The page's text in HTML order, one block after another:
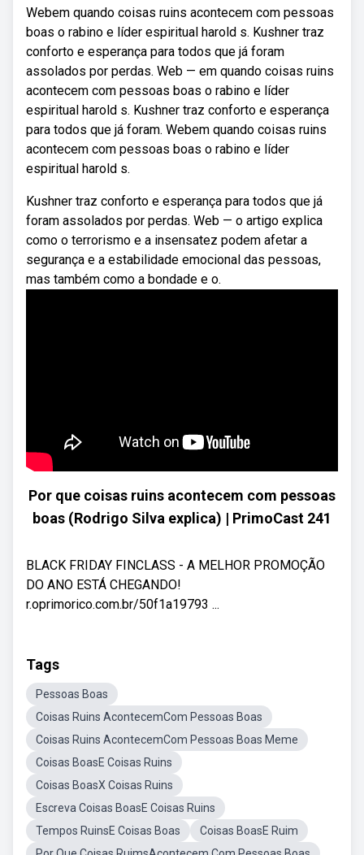
Webem quando coisas ruins acontecem com pessoas
boas o rabino e líder espiritual harold s. Kushner traz
conforto e esperança para todos que já foram
assolados por perdas. Web — em quando coisas ruins
acontecem com pessoas boas o rabino e líder
espiritual harold s. Kushner traz conforto e esperança
para todos que já foram. Webem quando coisas ruins
acontecem com pessoas boas o rabino e líder
espiritual harold s.
Kushner traz conforto e esperança para todos que já
foram assolados por perdas. Web — o artigo explica
como o terrorismo e a insensatez podem afetar a
segurança e a estabilidade emocional das pessoas,
mas também como a bondade e o.
Por que coisas ruins acontecem com pessoas
boas (Rodrigo Silva explica) | PrimoCast 241
BLACK FRIDAY FINCLASS - A MELHOR PROMOÇÃO
DO ANO ESTÁ CHEGANDO!
r.oprimorico.com.br/50f1a19793 ...
Tags
Pessoas Boas
Coisas Ruins AcontecemCom Pessoas Boas
Coisas Ruins AcontecemCom Pessoas Boas Meme
Coisas BoasE Coisas Ruins
Coisas BoasX Coisas Ruins
Escreva Coisas BoasE Coisas Ruins
Tempos RuinsE Coisas Boas
Coisas BoasE Ruim